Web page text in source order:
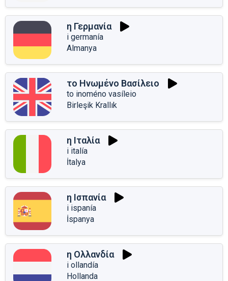
η Γερμανία
i germanía
Almanya
το Ηνωμένο Βασίλειο
to inoméno vasíleio
Birleşik Krallık
η Ιταλία
i italía
İtalya
η Ισπανία
i ispanía
İspanya
η Ολλανδία
i ollandía
Hollanda